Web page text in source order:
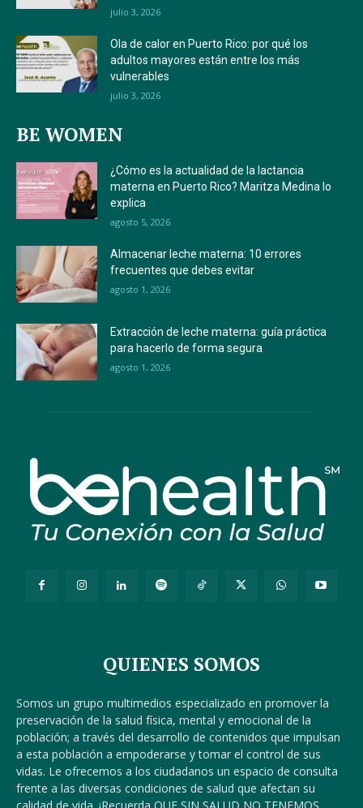
julio 3, 2026
Ola de calor en Puerto Rico: por qué los
adultos mayores están entre los más
vulnerables
julio 3, 2026
BE WOMEN
¿Cómo es la actualidad de la lactancia
materna en Puerto Rico? Maritza Medina lo
explica
agosto 5, 2026
Almacenar leche materna: 10 errores
frecuentes que debes evitar
agosto 1, 2026
Extracción de leche materna: guía práctica
para hacerlo de forma segura
agosto 1, 2026
QUIENES SOMOS
Somos un grupo multimedios especializado en promover la
preservación de la salud física, mental y emocional de la
población; a través del desarrollo de contenidos que impulsan
a esta población a empoderarse y tomar el control de sus
vidas. Le ofrecemos a los ciudadanos un espacio de consulta
frente a las diversas condiciones de salud que afectan su